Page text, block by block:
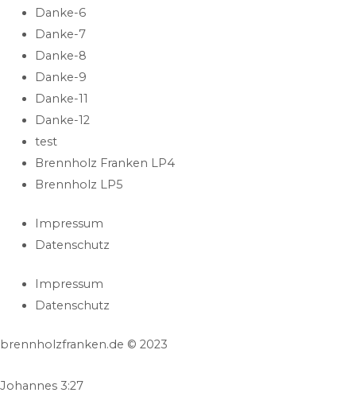
Danke-6
Danke-7
Danke-8
Danke-9
Danke-11
Danke-12
test
Brennholz Franken LP4
Brennholz LP5
Impressum
Datenschutz
Impressum
Datenschutz
brennholzfranken.de © 2023
Johannes 3:27